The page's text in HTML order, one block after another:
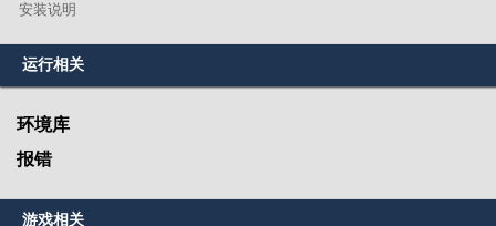
安装说明
运行相关
环境库
报错
游戏相关